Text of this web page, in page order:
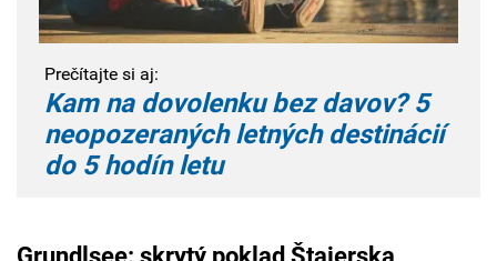
Prečítajte si aj:
Kam na dovolenku bez davov? 5
neopozeraných letných destinácií
do 5 hodín letu